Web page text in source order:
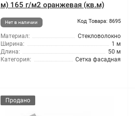
м) 165 г/м2 оранжевая (кв.м)
Нет в наличии Код Товара: 8695
Материал:
Стекловолокно
Ширина:
1 м
Длина:
50 м
Категория:
Сетка фасадная
Продано